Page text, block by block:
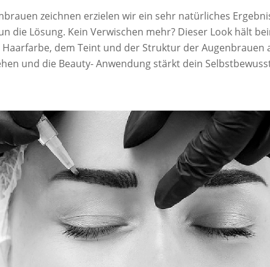
zeichnen erzielen wir ein sehr natürliches
Lösung. Kein Verwischen mehr? Dieser Look hält
dem Teint und der Struktur der Augenbrauen
und die Beauty- Anwendung stärkt dein